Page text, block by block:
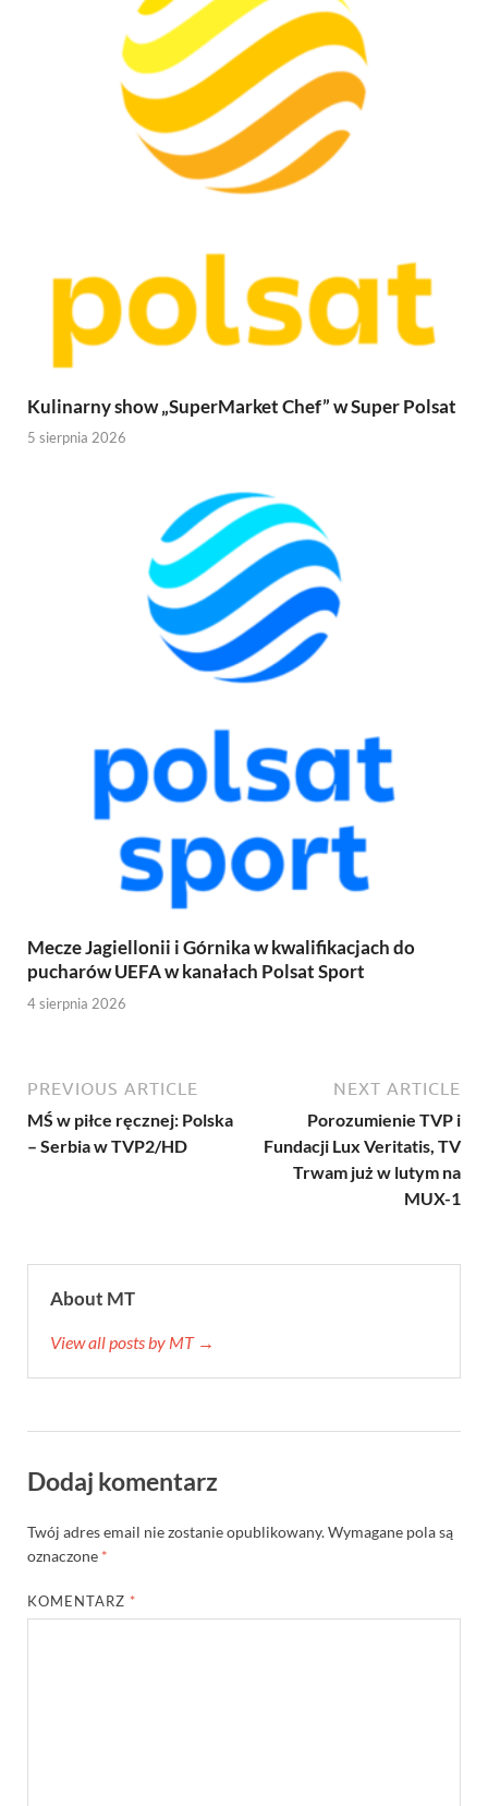
Kulinarny show „SuperMarket Chef” w Super Polsat
5 sierpnia 2026
Mecze Jagiellonii i Górnika w kwalifikacjach do
pucharów UEFA w kanałach Polsat Sport
4 sierpnia 2026
PREVIOUS ARTICLE
MŚ w piłce ręcznej: Polska
– Serbia w TVP2/HD
NEXT ARTICLE
Porozumienie TVP i
Fundacji Lux Veritatis, TV
Trwam już w lutym na
MUX-1
About MT
View all posts by MT →
Dodaj komentarz
Twój adres email nie zostanie opublikowany.Wymagane pola są
oznaczone *
KOMENTARZ *